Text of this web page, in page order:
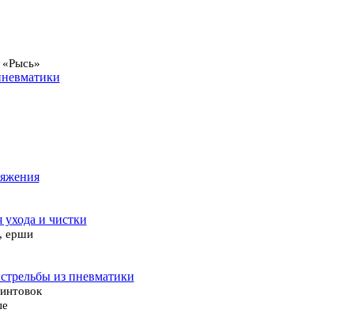
ухода и чистки
ерши
из пневматики